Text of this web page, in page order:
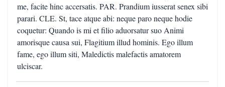
me, facite hinc accersatis. PAR. Prandium iusserat senex sibi
parari. CLE. St, tace atque abi: neque paro neque hodie
coquetur: Quando is mi et filio aduorsatur suo Animi
amorisque causa sui, Flagitium illud hominis. Ego illum
fame, ego illum siti, Maledictis malefactis amatorem
ulciscar.